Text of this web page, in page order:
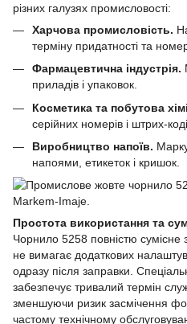
різних галузях промисловості:
Харчова промисловість.
терміну придатності та
Фармацевтична індустрія.
приладів і упаковок.
Косметика та побутова
серійних номерів і штрих-
Виробництво напоїв.
напоями, етикеток і кришок.
Простота використання та
Чорнило 5258 повністю
не вимагає додаткових
одразу після заправки.
забезпечує тривалий термін
зменшуючи ризик засмічення
частому технічному